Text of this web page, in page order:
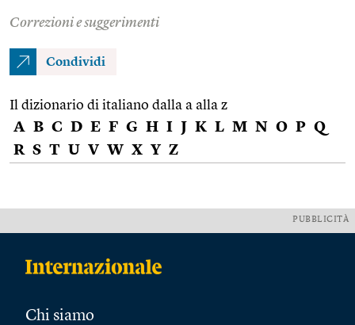
Correzioni e suggerimenti
Condividi
Il dizionario di italiano dalla a alla z
A B C D E F G H I J K L M N O P Q
R S T U V W X Y Z
PUBBLICITÀ
Chi siamo